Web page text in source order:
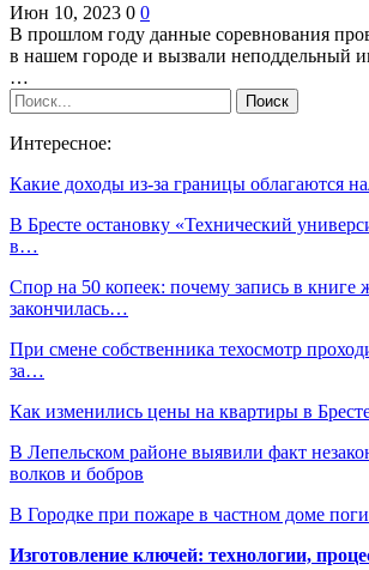
Июн 10, 2023 0 0
В прошлом году данные соревнования
в нашем городе и вызвали неподдельный
…
Интересное:
Какие доходы из-за границы облагаются
В Бресте остановку «Технический
в…
Спор на 50 копеек: почему запись в книге
закончилась…
При смене собственника техосмотр
за…
Как изменились цены на квартиры в
В Лепельском районе выявили факт
волков и бобров
В Городке при пожаре в частном доме
Изготовление ключей: технологии,